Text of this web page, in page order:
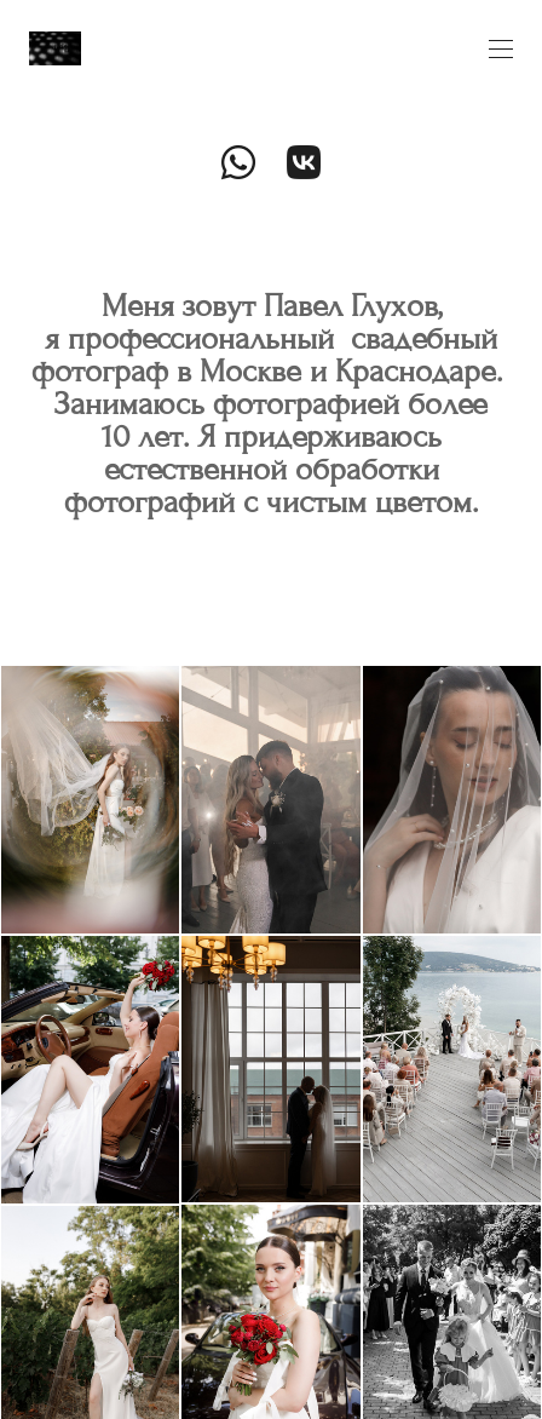
Меня зовут Павел Глухов,
я профессиональный свадебный
фотограф в Москве и Краснодаре.
Занимаюсь фотографией более
10 лет. Я придерживаюсь
естественной обработки
фотографий с чистым цветом.